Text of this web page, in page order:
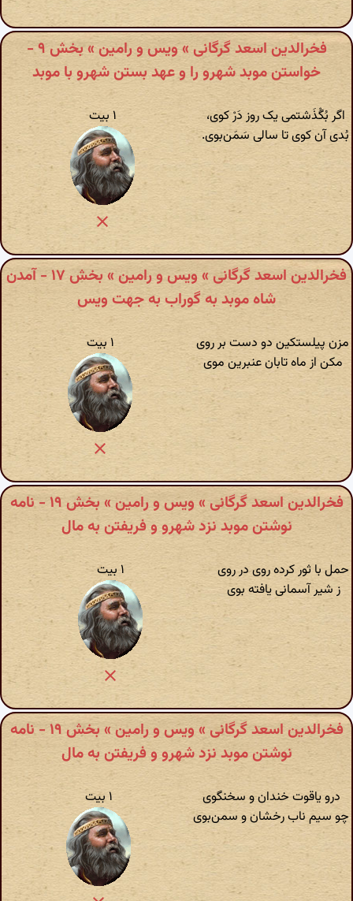
فخرالدین اسعد گرگانی » ویس و رامین » بخش ۹ -
خواستن موبد شهرو را و عهد بستن شهرو با موبد
اگر بُگْذَشتمی یک روز دَرْ کوی،
بُدی آن کوی تا سالی سَمَن‌بوی.
۱ بیت
فخرالدین اسعد گرگانی » ویس و رامین » بخش ۱۷ - آمدن
شاه موبد به گوراب به جهت ویس
مزن پیلستکین دو دست بر روی
مکن از ماه تابان عنبرین موی
۱ بیت
فخرالدین اسعد گرگانی » ویس و رامین » بخش ۱۹ - نامه
نوشتن موبد نزد شهرو و فریفتن به مال
حمل با ثور کرده روی در روی
ز شیر آسمانی یافته بوی
۱ بیت
فخرالدین اسعد گرگانی » ویس و رامین » بخش ۱۹ - نامه
نوشتن موبد نزد شهرو و فریفتن به مال
درو یاقوت خندان و سخنگوی
چو سیم ناب رخشان و سمن‌بوی
۱ بیت